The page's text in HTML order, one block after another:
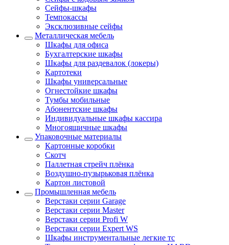
Сейфы-шкафы
Темпокассы
Эксклюзивные сейфы
Металлическая мебель
Шкафы для офиса
Бухгалтерские шкафы
Шкафы для раздевалок (локеры)
Картотеки
Шкафы универсальные
Огнестойкие шкафы
Тумбы мобильные
Абонентские шкафы
Индивидуальные шкафы кассира
Многоящичные шкафы
Упаковочные материалы
Картонные коробки
Скотч
Паллетная стрейч плёнка
Воздушно-пузырьковая плёнка
Картон листовой
Промышленная мебель
Верстаки серии Garage
Верстаки серии Master
Верстаки серии Profi W
Верстаки серии Expert WS
Шкафы инструментальные легкие тс